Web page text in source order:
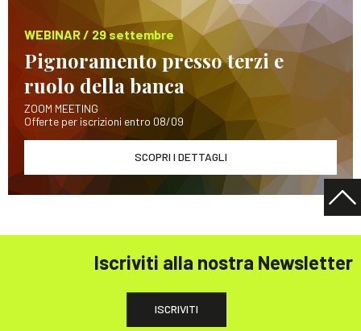
WEBINAR / 29 settembre
Pignoramento presso terzi e
ruolo della banca
ZOOM MEETING
Offerte per iscrizioni entro 08/09
SCOPRI I DETTAGLI
Iscriviti alla nostra Newsletter
ISCRIVITI